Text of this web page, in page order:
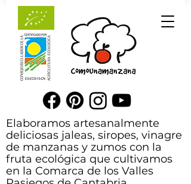
Elaboramos artesanalmente
deliciosas jaleas, siropes, vinagre
de manzanas y zumos con la
fruta ecológica que cultivamos
en la Comarca de los Valles